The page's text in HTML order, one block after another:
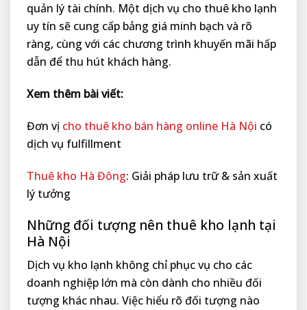
quản lý tài chính. Một dịch vụ cho thuê kho lạnh
uy tín sẽ cung cấp bảng giá minh bạch và rõ
ràng, cùng với các chương trình khuyến mãi hấp
dẫn để thu hút khách hàng.
Xem thêm bài viết:
Đơn vị cho thuê kho bán hàng online Hà Nội có
dịch vụ fulfillment
Thuê kho Hà Đông: Giải pháp lưu trữ & sản xuất
lý tưởng
Những đối tượng nên thuê kho lạnh tại
Hà Nội
Dịch vụ kho lạnh không chỉ phục vụ cho các
doanh nghiệp lớn mà còn dành cho nhiều đối
tượng khác nhau. Việc hiểu rõ đối tượng nào